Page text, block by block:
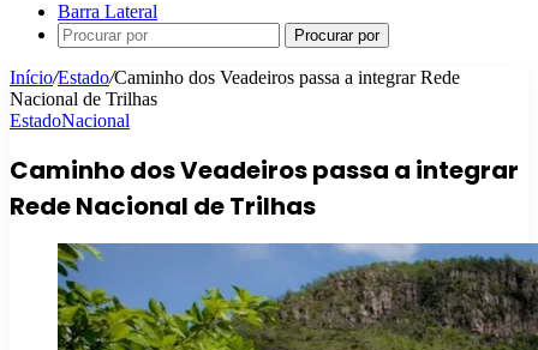
Barra Lateral
Procurar por
Início/Estado/Caminho dos Veadeiros passa a integrar Rede
Nacional de Trilhas
EstadoNacional
Caminho dos Veadeiros passa a integrar
Rede Nacional de Trilhas